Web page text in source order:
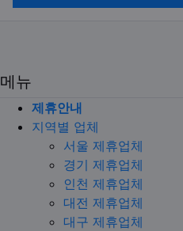
메뉴
제휴안내
지역별 업체
서울 제휴업체
경기 제휴업체
인천 제휴업체
대전 제휴업체
대구 제휴업체